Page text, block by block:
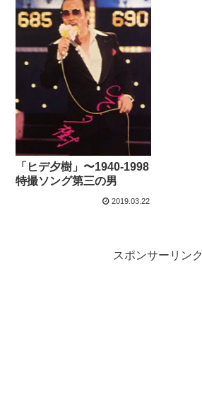
「ヒデ夕樹」〜1940-1998
特撮ソング第三の男
2019.03.22
スポンサーリンク